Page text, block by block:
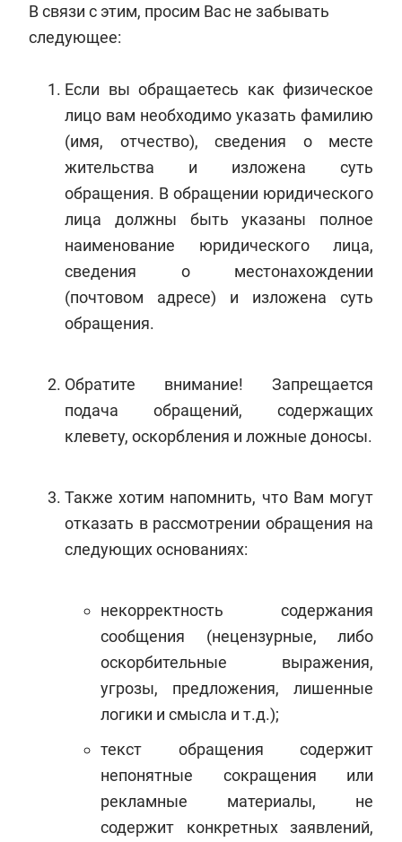
В связи с этим, просим Вас не забывать
следующее:
Если вы обращаетесь как физическое
лицо вам необходимо указать фамилию
(имя, отчество), сведения о месте
жительства и изложена суть
обращения. В обращении юридического
лица должны быть указаны полное
наименование юридического лица,
сведения о местонахождении
(почтовом адресе) и изложена суть
обращения.
Обратите внимание! Запрещается
подача обращений, содержащих
клевету, оскорбления и ложные доносы.
Также хотим напомнить, что Вам могут
отказать в рассмотрении обращения на
следующих основаниях:
некорректность содержания
сообщения (нецензурные, либо
оскорбительные выражения,
угрозы, предложения, лишенные
логики и смысла и т.д.);
текст обращения содержит
непонятные сокращения или
рекламные материалы, не
содержит конкретных заявлений,